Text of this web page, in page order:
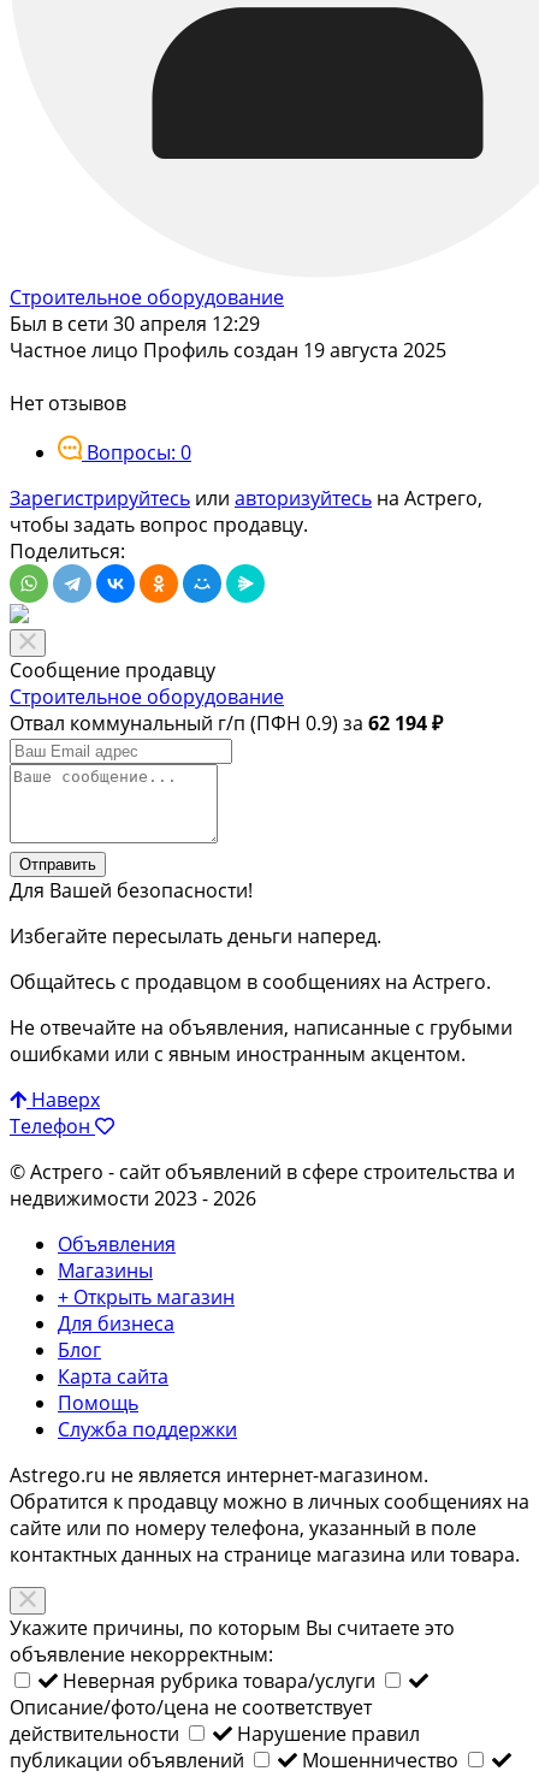
Строительное оборудование
Был в сети 30 апреля 12:29
Частное лицо Профиль создан 19 августа 2025
Нет отзывов
Вопросы: 0
Зарегистрируйтесь или авторизуйтесь на Астрего,
чтобы задать вопрос продавцу.
Поделиться:
Сообщение продавцу
Строительное оборудование
Отвал коммунальный г/п (ПФН 0.9) за 62 194 ₽
Отправить
Для Вашей безопасности!
Избегайте пересылать деньги наперед.
Общайтесь с продавцом в сообщениях на Астрего.
Не отвечайте на объявления, написанные с грубыми
ошибками или с явным иностранным акцентом.
Наверх
Телефон
© Астрего - сайт объявлений в сфере строительства и
недвижимости 2023 - 2026
Объявления
Магазины
+ Открыть магазин
Для бизнеса
Блог
Карта сайта
Помощь
Служба поддержки
Astrego.ru не является интернет-магазином.
Обратится к продавцу можно в личных сообщениях на
сайте или по номеру телефона, указанный в поле
контактных данных на странице магазина или товара.
Укажите причины, по которым Вы считаете это
объявление некорректным:
Неверная рубрика товара/услуги
Описание/фото/цена не соответствует
действительности
Нарушение правил
публикации объявлений
Мошенничество